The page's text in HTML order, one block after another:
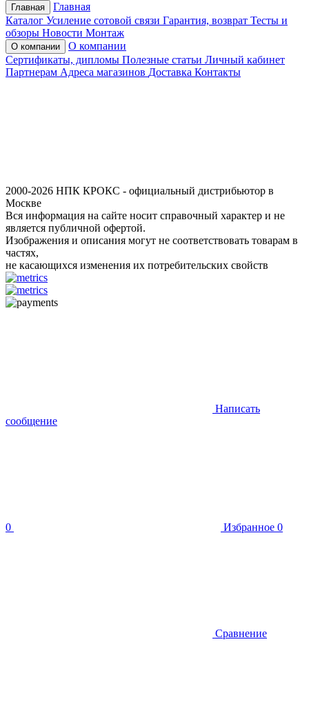
Главная
Главная
Каталог Усиление сотовой связи Гарантия, возврат Тесты и
обзоры Новости Монтаж
О компании
О компании
Сертификаты, дипломы Полезные статьи Личный кабинет
Партнерам Адреса магазинов Доставка Контакты
2000-2026 НПК КРОКС - официальный дистрибьютор в
Москве
Вся информация на сайте носит справочный характер и не
является публичной офертой.
Изображения и описания могут не соответствовать товарам в
частях,
не касающихся изменения их потребительских свойств
Написать
сообщение
0 Избранное 0
Сравнение